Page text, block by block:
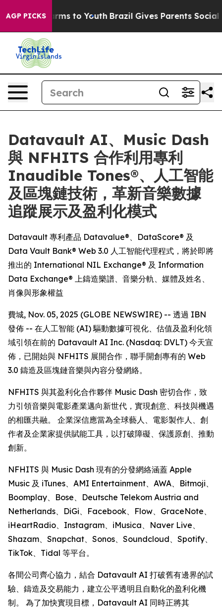
AGP PICKS
Harms to Youth Brazil Gives Parents Social
Datavault AI、Music Dash
與 NFHITS 合作利用專利
Inaudible Tones®、人工智能
及區塊鏈技術，革新音樂數據
追蹤展示及盈利化模式
Datavault 專利產品 Datavalue®、DataScore® 及
Data Vault Bank® Web 3.0 人工智能代理程式，將於即將
推出的 International NIL Exchange® 及 Information
Data Exchange® 上鑄造樂譜、音樂分軌、媒體及姓名、
肖像與形象權益
費城, Nov. 05, 2025 (GLOBE NEWSWIRE) -- 透過 IBN
發佈 -- 在人工智能 (AI) 驅動數據可視化、估值及盈利化領
域引領在前的 Datavault AI Inc. (Nasdaq: DVLT) 今天宣
佈，已開始與 NFHITS 展開合作，聯手開創專有的 Web
3.0 鑄造及區塊鏈音樂與內容分發網絡。
NFHITS 與其盈利化合作夥伴 Music Dash 密切合作，致
力引領音樂與電影產業邁向新世代，實現創意、科技與機遇
的相匯共融。 企業深信應當為全球藝人、電影製作人、創
作者及企業家提供賦能工具，以打破障礙、保護原創、推動
創新。
NFHITS 與 Music Dash 現有的分發網絡涵蓋 Apple
Music 及 iTunes、AMI Entertainment、AWA、Bitmoji、
Boomplay、Bose、Deutsche Telekom Austria and
Netherlands、DiGi、Facebook、Flow、GraceNote、
iHeartRadio、Instagram、iMusica、Naver Live、
Shazam、Snapchat、Sonos、Soundcloud、Spotify、
TikTok、Tidal 等平台。
各間公司齊心協力，結合 Datavault AI 打破舊有邊界的試
驗、鑄造及交易能力，建立公平透明且自動化的盈利化機
制。 為了加快實現目標，Datavault AI 同時正將其